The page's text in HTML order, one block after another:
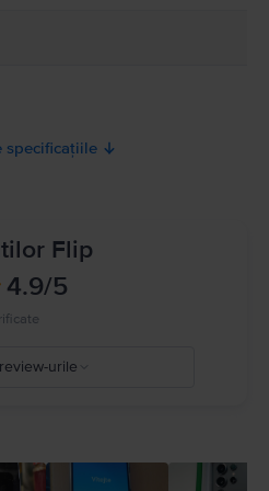
de siguranta cu privire la produs.
specificațiile
Flip
4.9/5
urile
2